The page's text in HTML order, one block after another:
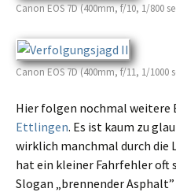
Canon EOS 7D (400mm, f/10, 1/800
Canon EOS 7D (400mm, f/11, 1/1000
Hier folgen nochmal weite­re
Ettlingen. Es ist kaum zu
wirklich manch­mal durch die
hat ein kleiner Fahrfehler oft
Slogan „brennen­der